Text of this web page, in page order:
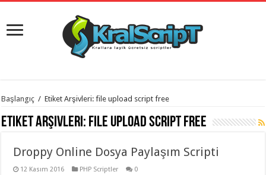
istanbul
evden
eve
organizasyon,
evden
Başlangıç / Etiket Arşivleri: file upload script free
Etiket Arşivleri: file upload script free
Droppy Online Dosya Paylaşım Scripti
12 Kasım 2016 PHP Scriptler 0